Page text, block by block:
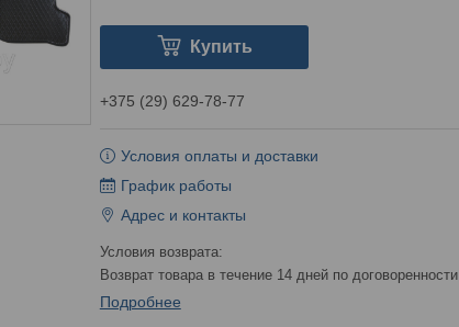
Купить
+375 (29) 629-78-77
Условия оплаты и доставки
График работы
Адрес и контакты
возврат товара в течение 14 дней по договоренности
Подробнее